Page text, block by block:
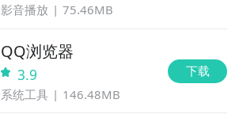
影音播放 75.46MB
QQ浏览器
3.9
系统工具 146.48MB
下载